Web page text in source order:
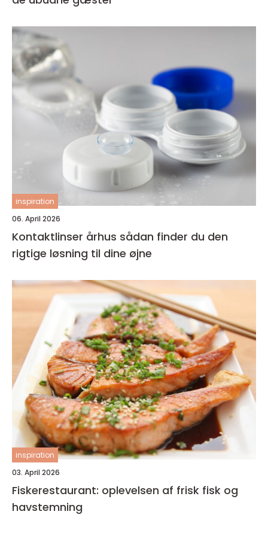
inspiration
06. April 2026
Kontaktlinser århus sådan finder du den
rigtige løsning til dine øjne
inspiration
03. April 2026
Fiskerestaurant: oplevelsen af frisk fisk og
havstemning